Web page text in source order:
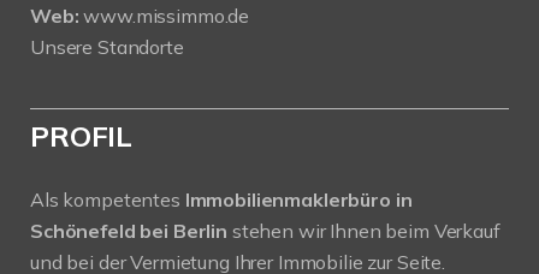
Web: www.missimmo.de
Unsere Standorte
PROFIL
Als kompetentes Immobilienmaklerbüro in
Schönefeld bei Berlin stehen wir Ihnen beim Verkauf
und bei der Vermietung Ihrer Immobilie zur Seite.